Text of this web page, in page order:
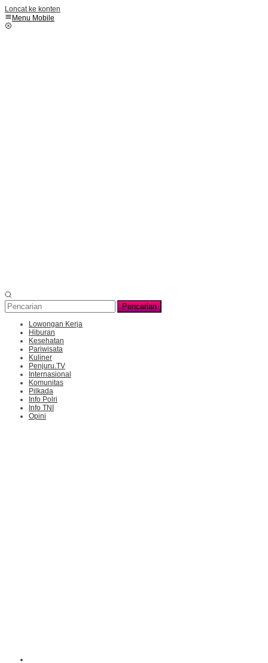
Loncat ke konten
Menu Mobile
Pencarian
Lowongan Kerja
Hiburan
Kesehatan
Pariwisata
Kuliner
Penjuru.TV
Internasional
Komunitas
Pilkada
Info Polri
Info TNI
Opini